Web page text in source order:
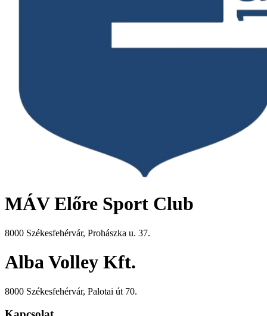
MÁV Előre Sport Club
8000 Székesfehérvár, Prohászka u. 37.
Alba Volley Kft.
8000 Székesfehérvár, Palotai út 70.